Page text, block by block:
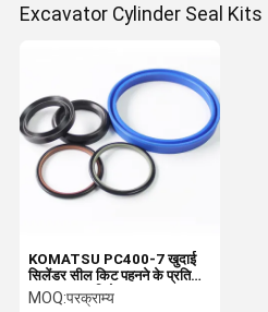
Excavator Cylinder Seal Kits
KOMATSU PC400-7 खुदाई
सिलेंडर सील किट पहनने के प्रतिरोध
उच्च दबाव प्रतिरोध
MOQ:परक्राम्य